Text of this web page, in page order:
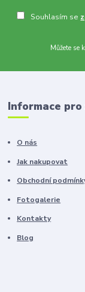
Souhlasím se
Můžete se
Informace pro
O nás
Jak nakupovat
Obchodní
Fotogalerie
Kontakty
Blog